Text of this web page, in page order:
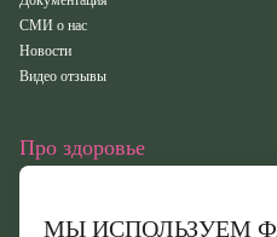
МЫ ИСПОЛЬЗУЕМ
СМИ о нас
Новости
Видео отзывы
Про здоровье